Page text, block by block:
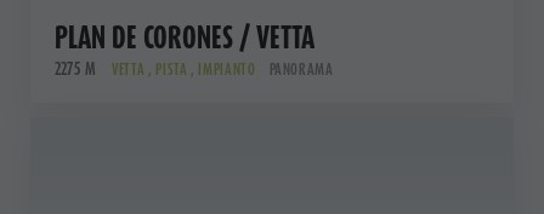
PLAN DE CORONES / VETTA
2275 M VETTA , PISTA , IMPIANTO PANORAMA